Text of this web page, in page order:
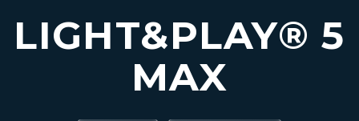
LIGHT&PLAY® 5
MAX